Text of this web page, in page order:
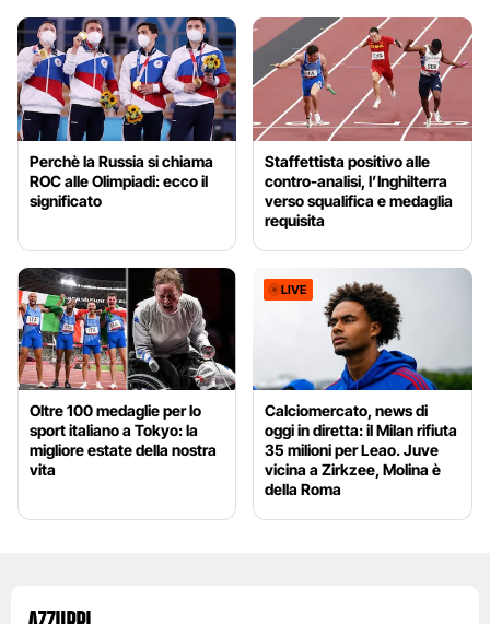
Perchè la Russia si chiama
ROC alle Olimpiadi: ecco il
significato
Staffettista positivo alle
contro-analisi, l’Inghilterra
verso squalifica e medaglia
requisita
Oltre 100 medaglie per lo
sport italiano a Tokyo: la
migliore estate della nostra
vita
LIVE
Calciomercato, news di
oggi in diretta: il Milan rifiuta
35 milioni per Leao. Juve
vicina a Zirkzee, Molina è
della Roma